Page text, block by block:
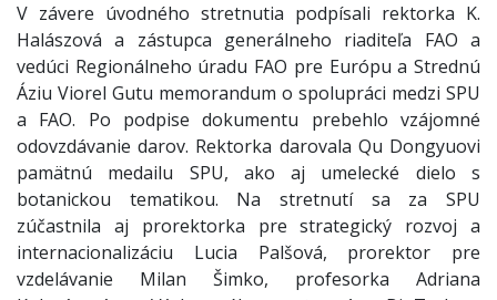
V závere úvodného stretnutia podpísali rektorka K.
Halászová a zástupca generálneho riaditeľa FAO a
vedúci Regionálneho úradu FAO pre Európu a Strednú
Áziu Viorel Gutu memorandum o spolupráci medzi SPU
a FAO. Po podpise dokumentu prebehlo vzájomné
odovzdávanie darov. Rektorka darovala Qu Dongyuovi
pamätnú medailu SPU, ako aj umelecké dielo s
botanickou tematikou. Na stretnutí sa za SPU
zúčastnila aj prorektorka pre strategický rozvoj a
internacionalizáciu Lucia Palšová, prorektor pre
vzdelávanie Milan Šimko, profesorka Adriana